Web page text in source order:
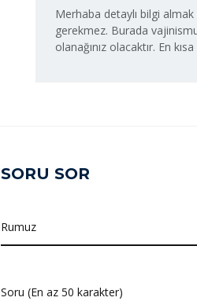
Merhaba detaylı bilgi
gerekmez. Burada
olanağınız olacaktır. En
SORU SOR
Rumuz
Soru (En az 50 karakter)